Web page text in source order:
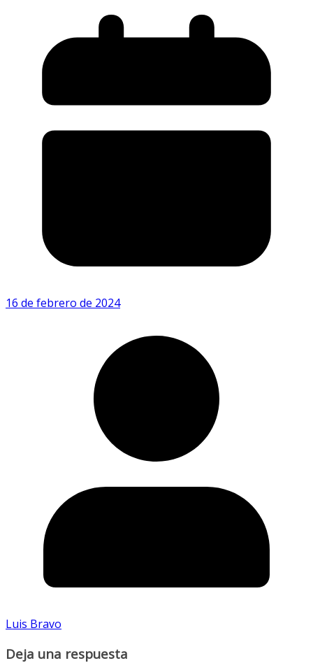
16 de febrero de 2024
Luis Bravo
Deja una respuesta